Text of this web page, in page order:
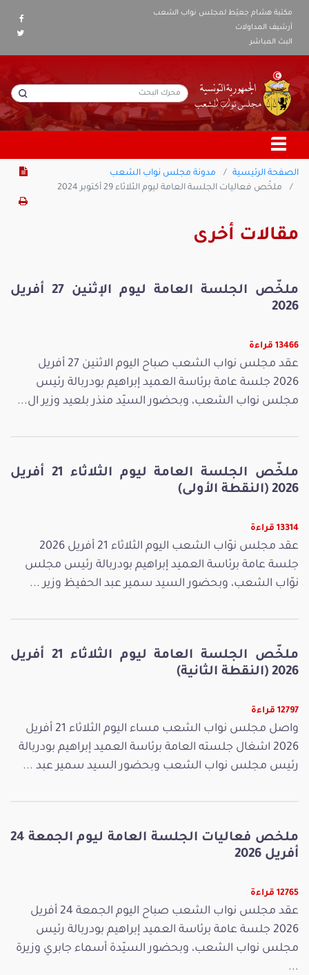
مكتبة هشام جعيّط لمجلس نواب الشعب
أرشيف المداولات
البث المباشر
الصفحة الرئيسية
مدونة مجلس نواب الشعب
ملخّص فعاليات الجلسة العامة ليوم الثلاثاء 29 أكتوبر 2024
مقالات أخرى
ملخّص الجلسة العامة ليوم الإثنين 27 أفريل
2026
13466 قراءة
عقد مجلس نواب الشعب صباح اليوم الاثنين 27 أفريل
2026 جلسة عامة برئاسة العميد إبراهيم بودربالة رئيس
مجلس نواب الشعب، وبحضور السيّد منذر بلعيد وزير ال...
ملخّص الجلسة العامة ليوم الثلاثاء 21 أفريل
2026 (النقطة الأولى)
13314 قراءة
عقد مجلس نوّاب الشعب اليوم الثلاثاء 21 أفريل 2026
جلسة عامة برئاسة العميد إبراهيم بودربالة رئيس مجلس
نوّاب الشعب، وبحضور السيد سمير عبد الحفيظ وزير ...
ملخّص الجلسة العامة ليوم الثلاثاء 21 أفريل
2026 (النقطة الثانية)
12797 قراءة
واصل مجلس نواب الشعب مساء اليوم الثلاثاء 21 أفريل
2026 اشغال جلسته العامة برئاسة العميد إبراهيم بودربالة
رئيس مجلس نواب الشعب وبحضور السيد سمير عبد ...
ملخص فعاليات الجلسة العامة ليوم الجمعة 24
أفريل 2026
12765 قراءة
عقد مجلس نواب الشعب صباح اليوم الجمعة 24 أفريل
2026 جلسة عامة برئاسة العميد إبراهيم بودربالة رئيس
مجلس نواب الشعب، وبحضور السيّدة أسماء جابري وزيرة
...